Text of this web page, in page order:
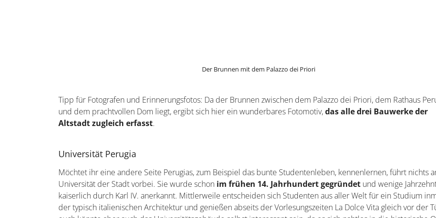
Maria als eine religiöse Reliquie. Im angrenzenden Dommuseum können noch mehr Gemälde bewundert